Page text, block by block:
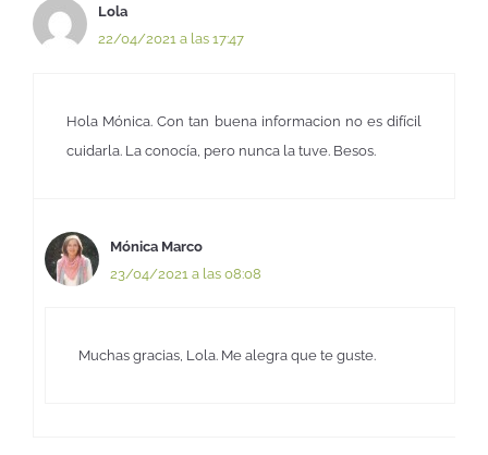
Lola
22/04/2021 a las 17:47
Hola Mónica. Con tan buena informacion no es difícil
cuidarla. La conocía, pero nunca la tuve. Besos.
Mónica Marco
23/04/2021 a las 08:08
Muchas gracias, Lola. Me alegra que te guste.